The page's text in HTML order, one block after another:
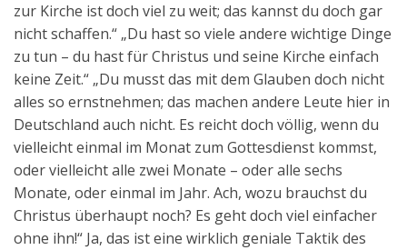
zur Kirche ist doch viel zu weit; das kannst du doch gar
nicht schaffen.“ „Du hast so viele andere wichtige Dinge
zu tun – du hast für Christus und seine Kirche einfach
keine Zeit.“ „Du musst das mit dem Glauben doch nicht
alles so ernstnehmen; das machen andere Leute hier in
Deutschland auch nicht. Es reicht doch völlig, wenn du
vielleicht einmal im Monat zum Gottesdienst kommst,
oder vielleicht alle zwei Monate – oder alle sechs
Monate, oder einmal im Jahr. Ach, wozu brauchst du
Christus überhaupt noch? Es geht doch viel einfacher
ohne ihn!“ Ja, das ist eine wirklich geniale Taktik des